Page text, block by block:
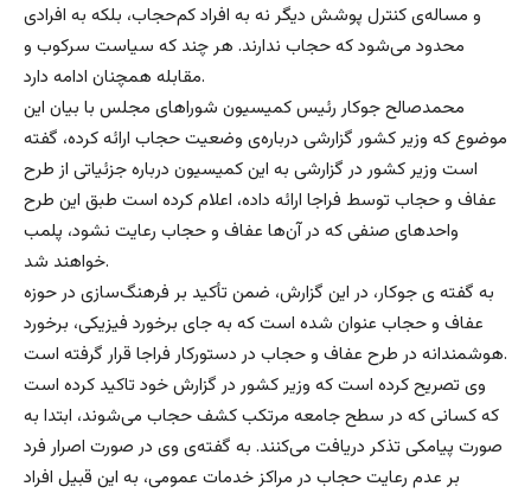
و مساله‌ی کنترل پوشش دیگر نه به افراد کم‌حجاب، بلکه به افرادی
محدود می‌شود که حجاب ندارند. هر چند که سیاست سرکوب و
مقابله همچنان ادامه دارد.
محمدصالح جوکار رئیس کمیسیون شوراهای مجلس با بیان این
موضوع که وزیر کشور گزارشی درباره‌ی وضعیت حجاب ارائه کرده، گفته
است وزیر کشور در گزارشی به این کمیسیون درباره جزئیاتی از طرح
عفاف و حجاب توسط فراجا ارائه‌ داده، اعلام کرده است طبق این طرح
واحدهای صنفی که در آن‌ها عفاف و حجاب رعایت نشود، پلمب
خواهند شد.
به گفته ی جوکار، در این گزارش، ضمن تأکید بر فرهنگ‌سازی در حوزه
عفاف و حجاب عنوان شده است که به جای برخورد فیزیکی، برخورد
هوشمندانه در طرح عفاف و حجاب در دستورکار فراجا قرار گرفته است.
وی تصریح کرده است که وزیر کشور در گزارش خود تاکید کرده است
که کسانی که در سطح جامعه مرتکب کشف حجاب می‌شوند، ابتدا به
صورت پیامکی تذکر دریافت می‌کنند. به گفته‌ی وی در صورت اصرار فرد
بر عدم رعایت حجاب در مراکز خدمات عمومی، به این قبیل افراد